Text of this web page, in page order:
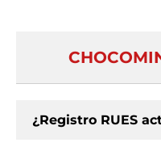
¿Registro RUES